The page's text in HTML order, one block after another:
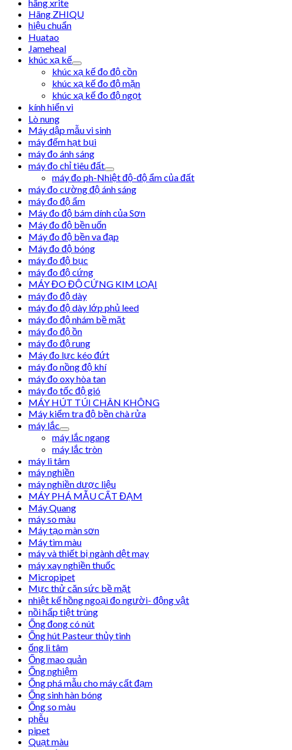
hãng xrite
Hãng ZHIQU
hiệu chuẩn
Huatao
Jameheal
khúc xạ kế
khúc xạ kế đo độ cồn
khúc xạ kế đo độ mặn
khúc xạ kế đo độ ngọt
kính hiển vi
Lò nung
Máy dập mẫu vi sinh
máy đếm hạt bụi
máy đo ánh sáng
máy đo chỉ tiêu đất
máy đo ph-Nhiệt độ-độ ẩm của đất
máy đo cường độ ánh sáng
máy đo độ ẩm
Máy đo độ bám dính của Sơn
Máy đo độ bền uốn
Máy đo độ bền va đạp
Máy đo độ bóng
máy đo độ bục
máy đo độ cứng
MÁY ĐO ĐỘ CỨNG KIM LOẠI
máy đo độ dày
máy đo độ dày lớp phủ leed
máy đo độ nhám bề mặt
máy đo độ ồn
máy đo độ rung
Máy đo lực kéo đứt
máy đo nồng độ khí
máy đo oxy hòa tan
máy đo tốc độ gió
MÁY HÚT TÚI CHÂN KHÔNG
Máy kiểm tra độ bền chà rửa
máy lắc
máy lắc ngang
máy lắc tròn
máy li tâm
máy nghiền
máy nghiền dược liệu
MÁY PHÁ MẪU CẤT ĐẠM
Máy Quang
máy so màu
Máy tạo màn sơn
Máy tìm màu
máy và thiết bị ngành dệt may
máy xay nghiền thuốc
Micropipet
Mực thử căn sức bề mặt
nhiệt kế hồng ngoại đo người- động vật
nồi hấp tiệt trùng
Ống đong có nút
Ống hút Pasteur thủy tinh
ống li tâm
Ống mao quản
Ống nghiệm
Ống phá mẫu cho máy cất đạm
Ống sinh hàn bóng
Ống so màu
phễu
pipet
Quạt màu